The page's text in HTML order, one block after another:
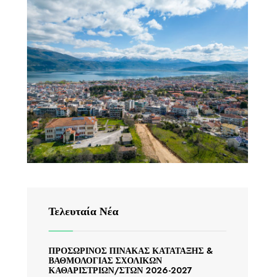
Τελευταία Νέα
ΠΡΟΣΩΡΙΝΟΣ ΠΙΝΑΚΑΣ ΚΑΤΑΤΑΞΗΣ &
ΒΑΘΜΟΛΟΓΙΑΣ ΣΧΟΛΙΚΩΝ
ΚΑΘΑΡΙΣΤΡΙΩΝ/ΣΤΩΝ 2026-2027